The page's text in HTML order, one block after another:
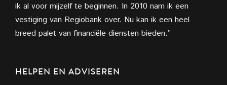
ik al voor mijzelf te beginnen. In 2010 nam ik een
vestiging van Regiobank over. Nu kan ik een heel
breed palet van financiële diensten bieden.”
HELPEN EN ADVISEREN